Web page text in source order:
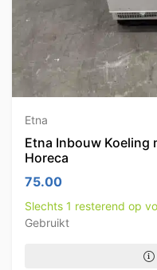
Etna
Etna Inbouw Koeling
Horeca
75.00
Slechts 1 resterend op
Gebruikt